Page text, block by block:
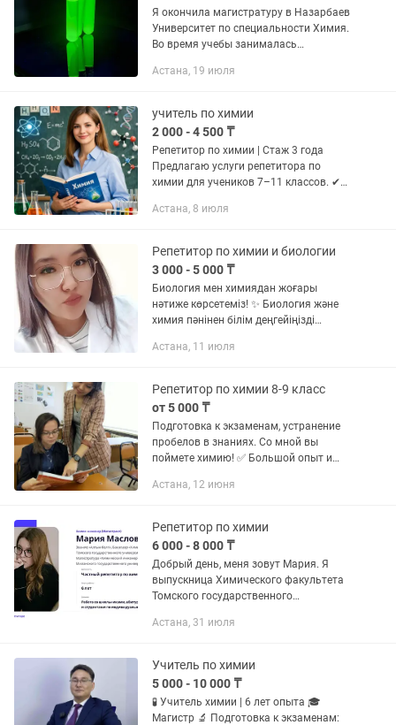
Я окончила магистратуру в Назарбаев
Университет по специальности Химия.
Во время учебы занималась
С 2016 года помогаю ученикам в
Астана, 19 июля
учитель по химии
2 000 - 4 500 ₸
Репетитор по химии | Стаж 3 года
Предлагаю услуги репетитора по
химии для учеников 7–11 классов. ✔
понятным языком ✔ Помогаю
Астана, 8 июля
Репетитор по химии и биологии
3 000 - 5 000 ₸
Биология мен химиядан жоғары
нәтиже көрсетеміз! ✨ Биология және
химия пәнінен білім деңгейіңізді
жинап, армандаған университетіңізге
Астана, 11 июля
Репетитор по химии 8-9 класс
от 5 000 ₸
Подготовка к экзаменам, устранение
пробелов в знаниях. Со мной вы
поймете химию! ✅ Большой опыт и
занятий: Сначала офлайн, чтобы
Астана, 12 июня
Репетитор по химии
6 000 - 8 000 ₸
Добрый день, меня зовут Мария. Я
выпускница Химического факультета
Томского государственного
обучаюсь в Милане по программе
нелегком...
Астана, 31 июля
Учитель по химии
5 000 - 10 000 ₸
🧪 Учитель химии | 6 лет опыта 🎓
Магистр 🔬 Подготовка к экзаменам: